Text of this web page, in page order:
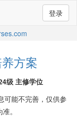
登录
方案
级 主修学位
可能不完善，仅供参
准。